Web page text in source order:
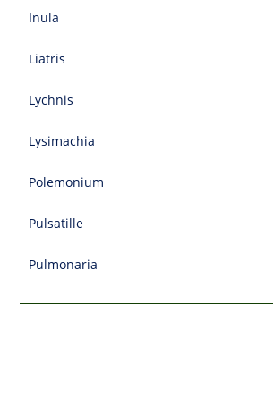
Inula
Liatris
Lychnis
Lysimachia
Polemonium
Pulsatille
Pulmonaria